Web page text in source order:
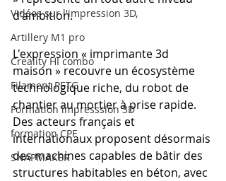
Vidéos sur l'impression 3D,
Artillery M1 pro
Creality HI combo
Filament PETG
Formation impresssion 3D
formation CPF
SNAPMAKER
d'ambition.
L'expression « imprimante 3d
maison » recouvre un écosystème
technologique riche, du robot de
chantier au mortier à prise rapide.
Des acteurs français et
internationaux proposent désormais
des machines capables de bâtir des
structures habitables en béton, avec